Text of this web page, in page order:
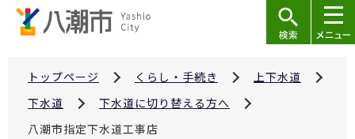
トップページ くらし・手続き
上下水道
下水道
下水道に切り替える方へ
八潮市指定下水道工事店